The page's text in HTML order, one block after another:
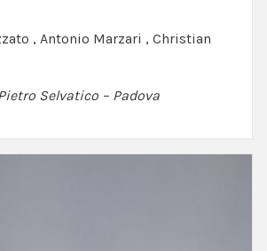
, Antonio Marzari , Christian
Selvatico – Padova